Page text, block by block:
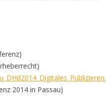
2014 in Passau)